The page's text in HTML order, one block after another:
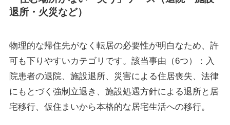
退所・火災など）
物理的な帰住先がなく転居の必要性が明白なため、許
可も下りやすいカテゴリです。該当事由（6つ）：入
院患者の退院、施設退所、災害による住居喪失、法律
にもとづく強制立退き、施設処遇方針による退所と居
宅移行、仮住まいから本格的な居宅生活への移行。